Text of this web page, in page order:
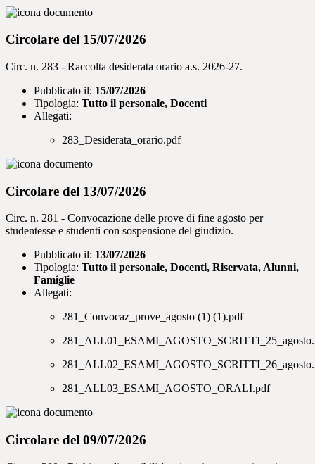
Circolare del 15/07/2026
Circ. n. 283 - Raccolta desiderata orario a.s. 2026-27.
Pubblicato il: 15/07/2026
Tipologia: Tutto il personale, Docenti
Allegati:
283_Desiderata_orario.pdf
Circolare del 13/07/2026
Circ. n. 281 - Convocazione delle prove di fine agosto per
studentesse e studenti con sospensione del giudizio.
Pubblicato il: 13/07/2026
Tipologia: Tutto il personale, Docenti, Riservata, Alunni,
Famiglie
Allegati:
281_Convocaz_prove_agosto (1) (1).pdf
281_ALL03_ESAMI_AGOSTO_ORALI.pdf
Circolare del 09/07/2026